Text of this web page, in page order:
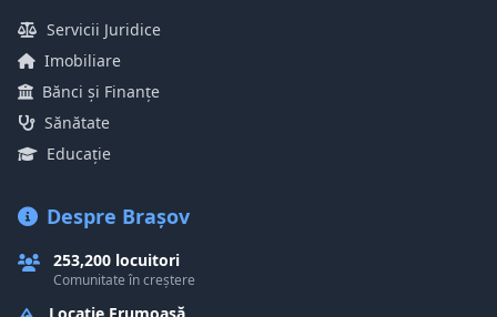
Servicii Juridice
Imobiliare
Bănci și Finanțe
Sănătate
Educație
Despre Brașov
253,200 locuitori
Comunitate în creștere